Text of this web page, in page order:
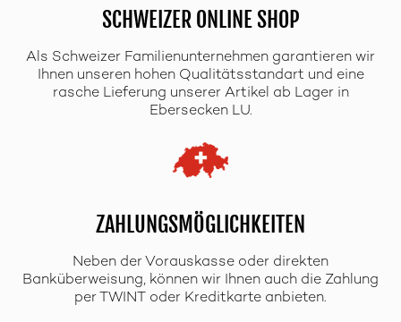
SCHWEIZER ONLINE SHOP
Als Schweizer Familienunternehmen garantieren wir
Ihnen unseren hohen Qualitätsstandart und eine
rasche Lieferung unserer Artikel ab Lager in
Ebersecken LU.
ZAHLUNGSMÖGLICHKEITEN
Neben der Vorauskasse oder direkten
Banküberweisung, können wir Ihnen auch die Zahlung
per TWINT oder Kreditkarte anbieten.